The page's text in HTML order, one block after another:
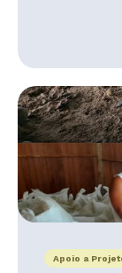
Apoio a